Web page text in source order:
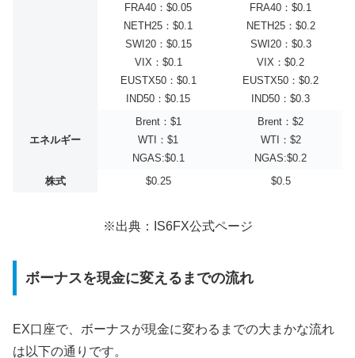
FRA40：$0.05
NETH25：$0.1
SWI20：$0.15
VIX：$0.1
EUSTX50：$0.1
IND50：$0.15
FRA40：$0.1
NETH25：$0.2
SWI20：$0.3
VIX：$0.2
EUSTX50：$0.2
IND50：$0.3
エネルギー
Brent：$1
WTI：$1
NGAS:$0.1
Brent：$2
WTI：$2
NGAS:$0.2
株式
$0.25 $0.5
※出典：IS6FX公式ページ
ボーナスを現金に変えるまでの流れ
EX口座で、ボーナスが現金に変わるまでの大まかな流れ
は以下の通りです。